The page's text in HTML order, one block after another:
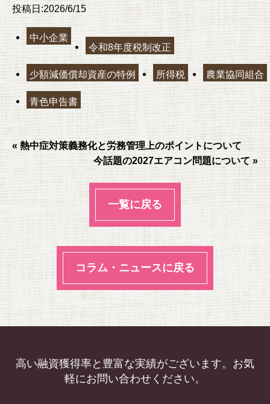
c
e
o
o
k
tt
er
e
n
a
投稿日:2026/6/15
中小企業
令和8年度税制改正
少額減価償却資産の特例 所得税 農業協同組合
青色申告書
« 熱中症対策義務化と労務管理上のポイントについて
今話題の2027エアコン問題について »
一覧に戻る
コラム・ニュースに戻る
高い融資獲得率と豊富な実績がございます。お気
軽にお問い合わせください。